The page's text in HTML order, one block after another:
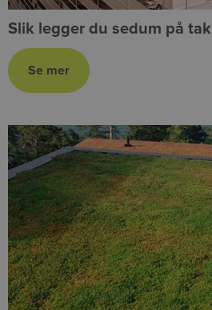
Slik legger du sedum på tak